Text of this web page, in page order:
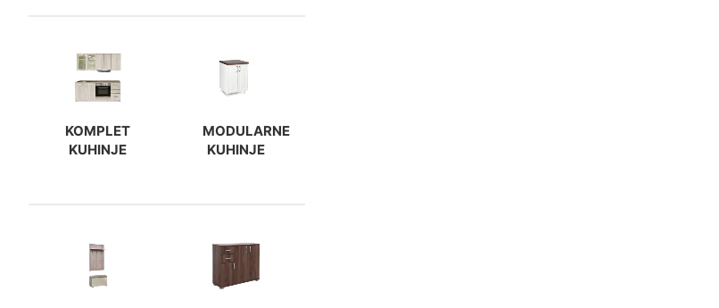
KOMPLET
KUHINJE
MODULARNE
KUHINJE